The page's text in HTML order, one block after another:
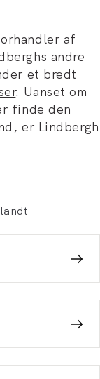
af
andre
et bredt
. Uanset om
finde den
er Lindbergh